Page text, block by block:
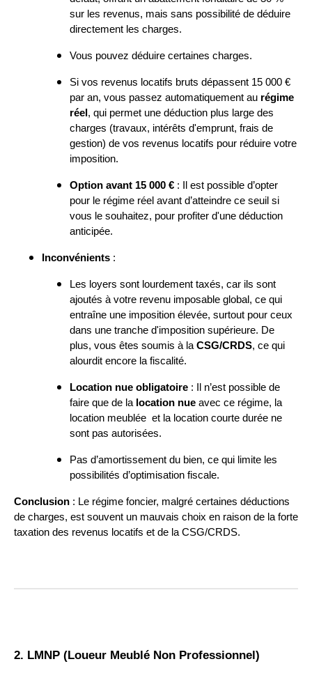
sur les revenus, mais sans possibilité de déduire
directement les charges.
Vous pouvez déduire certaines charges.
Si vos revenus locatifs bruts dépassent 15 000 €
par an, vous passez automatiquement au régime
réel , qui permet une déduction plus large des
charges (travaux, intérêts d'emprunt, frais de
gestion) de vos revenus locatifs pour réduire votre
imposition.
Option avant 15 000 € : Il est possible d’opter
pour le régime réel avant d’atteindre ce seuil si
vous le souhaitez, pour profiter d'une déduction
anticipée.
Inconvénients :
Les loyers sont lourdement taxés, car ils sont
ajoutés à votre revenu imposable global, ce qui
entraîne une imposition élevée, surtout pour ceux
dans une tranche d'imposition supérieure. De
plus, vous êtes soumis à la CSG/CRDS, ce qui
alourdit encore la fiscalité.
Location nue obligatoire : Il n’est possible de
faire que de la location nue avec ce régime, la
location meublée et la location courte durée ne
sont pas autorisées.
Pas d’amortissement du bien, ce qui limite les
possibilités d’optimisation fiscale.
Conclusion : Le régime foncier, malgré certaines déductions
de charges, est souvent un mauvais choix en raison de la forte
taxation des revenus locatifs et de la CSG/CRDS.
2. LMNP (Loueur Meublé Non Professionnel)